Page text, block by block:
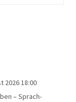
2026 18:00
– Sprach-